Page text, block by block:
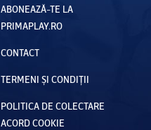
ABONEAZĂ-TE LA
PRIMAPLAY.RO
CONTACT
TERMENI ȘI CONDIȚII
POLITICA DE COLECTARE
ACORD COOKIE